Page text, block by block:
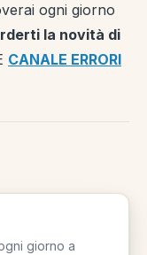
ogni giorno
la novità di
CANALE ERRORI
giorno a